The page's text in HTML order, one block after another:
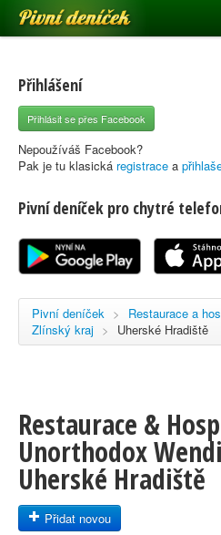
Pivní deníček
Pivní mapa
Pivní značky
Nápověda
Registrace
Přihlášení
Přihlásit se přes Facebook
Nepoužíváš Facebook?
Pak je tu klasická registrace a
Pivní deníček pro chytré
Pivní deníček > Restaurace a
Zlínský kraj > Uherské Hradiště
Restaurace &
Unorthodox
Uherské Hradiště
Přidat novou